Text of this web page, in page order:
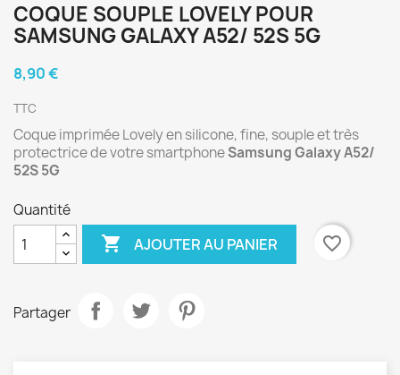
COQUE SOUPLE LOVELY POUR
SAMSUNG GALAXY A52/ 52S 5G
8,90 €
TTC
Coque imprimée Lovely en silicone, fine, souple et très
protectrice de votre smartphoneSamsung Galaxy A52/
52S 5G
Quantité
 AJOUTER AU PANIER favorite_border
Partager